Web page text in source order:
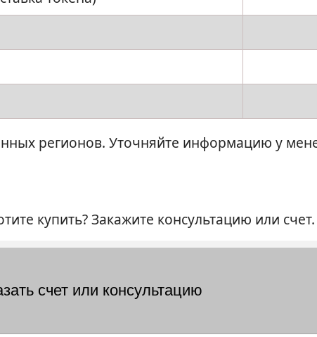
регионов. Уточняйте информацию у
купить? Закажите консультацию или
счет или консультацию